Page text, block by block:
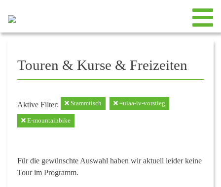
Touren & Kurse & Freizeiten
Aktive Filter: Stammtisch =uiaa-iv-vorstieg
E-mountainbike
Für die gewünschte Auswahl haben wir aktuell leider keine
Tour im Programm.